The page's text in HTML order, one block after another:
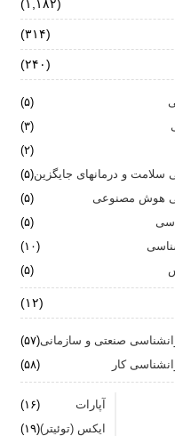
بحران
با استرس دارد؟
روزانه از آن مراقبت
(۱,۱۸۲)
(۳۱۴)
(۲۴۰)
(۵)
(۳)
(۲)
سلامت و درمانهای جایگزین(۵)
هوش مصنوعی
(۵)
(۵)
(۱۰)
(۵)
(۱۲)
صنعتی و سازمانی(۵۷)
کار
(۵۸)
آپارات
(۱۶)
ایکس (توئیتر)(۱۹)